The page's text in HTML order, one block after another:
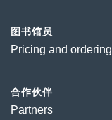
图书馆员
Pricing and ordering
合作伙伴
Partners